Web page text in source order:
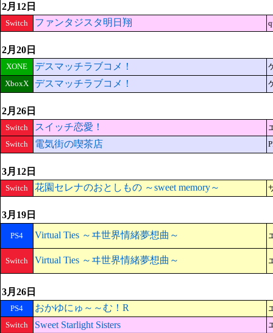
2月12日
Switch ファンタジスタ明日翔
2月20日
XONE デスマッチラブコメ！
XboxX
デスマッチラブコメ！
2月26日
Switch スイッチ恋愛！
Switch
電気街の喫茶店
3月12日
Switch 花園セレナのおとしもの ～sweet memory～
3月19日
PS4 Virtual Ties ～ヰ世界情緒夢想曲～
Switch Virtual Ties ～ヰ世界情緒夢想曲～
3月26日
PS4 おかゆにゅ～～む！R
Switch
Sweet Starlight Sisters